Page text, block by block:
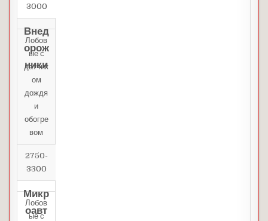
3000
Внед
орож
ники
Лобов
ые с
датчик
ом
дождя
и
обогре
вом
2750-
3300
Микр
оавт
Лобов
ые с